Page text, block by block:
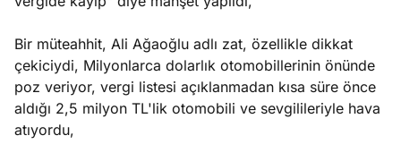
Bir müteahhit, Ali Ağaoğlu adlı zat, özellikle dikkat
çekiciydi, Milyonlarca dolarlık otomobillerinin önünde
poz veriyor, vergi listesi açıklanmadan kısa süre önce
aldığı 2,5 milyon TL'lik otomobili ve sevgilileriyle hava
atıyordu,